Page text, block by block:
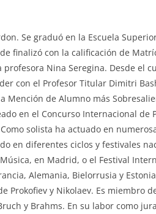
Se graduó en la Escuela
finalizó con la calificación de
Nina Seregina. Desde el
con el Profesor Titular Dimitri
Mención de Alumno más
en el Concurso Internacional de
solista ha actuado en
en diferentes ciclos y festivales
en Madrid, o el Festival
Alemania, Bielorrusia y
y Nikolaev. Es miembro
y Brahms. En su labor como